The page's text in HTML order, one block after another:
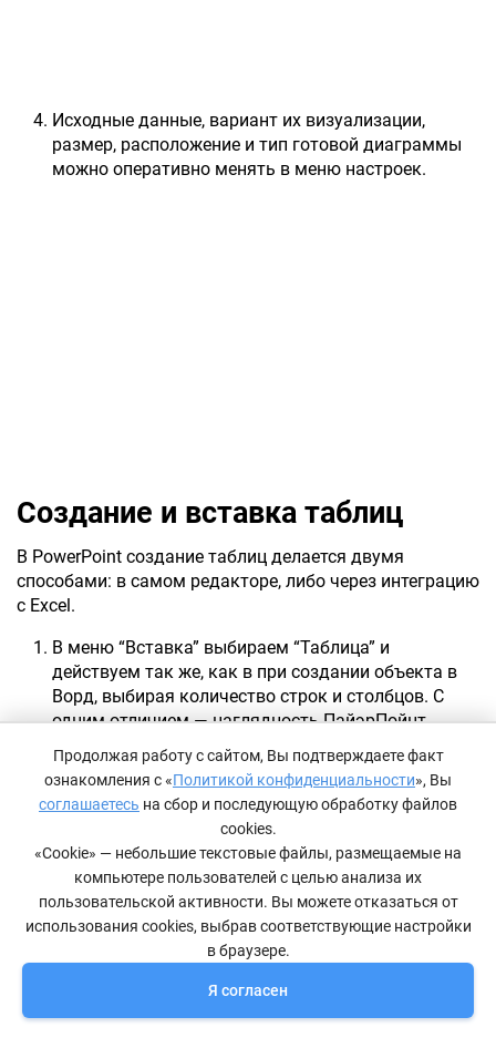
Исходные данные, вариант их визуализации,
размер, расположение и тип готовой диаграммы
можно оперативно менять в меню настроек.
Создание и вставка таблиц
В PowerPoint создание таблиц делается двумя
способами: в самом редакторе, либо через интеграцию
с Excel.
В меню “Вставка” выбираем “Таблица” и
действуем так же, как в при создании объекта в
Ворд, выбирая количество строк и столбцов. С
одним отличием — наглядность ПайэрПойнт
отражает таблицу в режиме реального времени.
Заполняем таблицу данными, меняем структуру
и фон через верхнее меню ”Конструктор”,
Продолжая работу с сайтом, Вы подтверждаете факт
ознакомления с «Политикой конфиденциальности», Вы
соглашаетесь на сбор и последующую обработку файлов
cookies.
«Cookie» — небольшие текстовые файлы, размещаемые на
компьютере пользователей с целью анализа их
пользовательской активности. Вы можете отказаться от
использования cookies, выбрав соответствующие настройки
в браузере.
Я согласен